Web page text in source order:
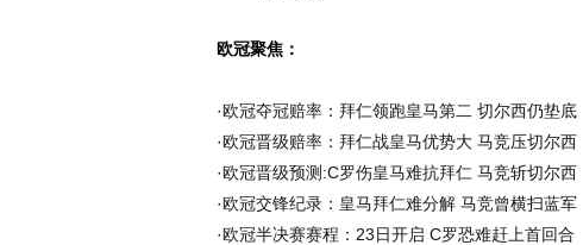
欧冠聚焦：
·欧冠夺冠赔率：拜仁领跑皇马第二 切尔西仍垫底
·欧冠晋级赔率：拜仁战皇马优势大 马竞压切尔西
·欧冠晋级预测:C罗伤皇马难抗拜仁 马竞斩切尔西
·欧冠交锋纪录：皇马拜仁难分解 马竞曾横扫蓝军
·欧冠半决赛赛程：23日开启 C罗恐难赶上首回合